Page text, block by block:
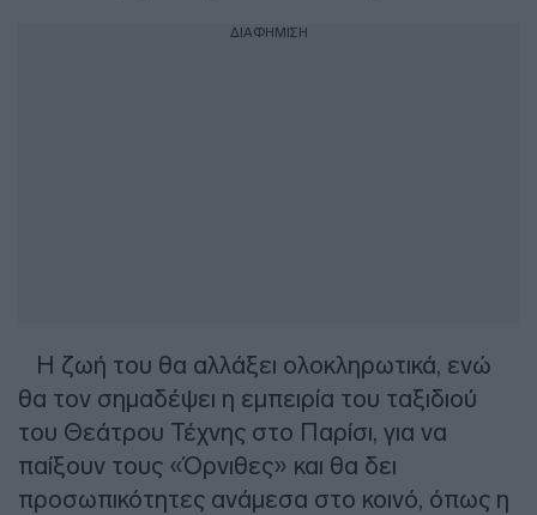
ΔΙΑΦΗΜΙΣΗ
Η ζωή του θα αλλάξει ολοκληρωτικά, ενώ
θα τον σημαδέψει η εμπειρία του ταξιδιού
του Θεάτρου Τέχνης στο Παρίσι, για να
παίξουν τους «Όρνιθες» και θα δει
προσωπικότητες ανάμεσα στο κοινό, όπως η